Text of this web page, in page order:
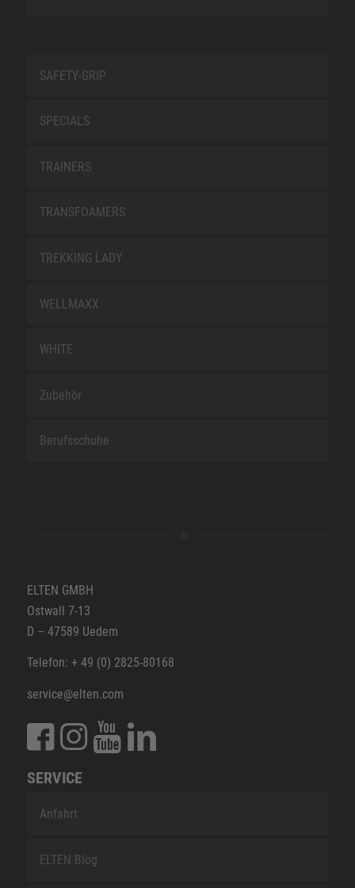
SAFETY-GRIP
SPECIALS
TRAINERS
TRANSFOAMERS
TREKKING LADY
WELLMAXX
WHITE
Zubehör
Berufsschuhe
ELTEN GMBH
Ostwall 7-13
D – 47589 Uedem
Telefon: + 49 (0) 2825-80168
service@elten.com
SERVICE
Anfahrt
ELTEN Blog